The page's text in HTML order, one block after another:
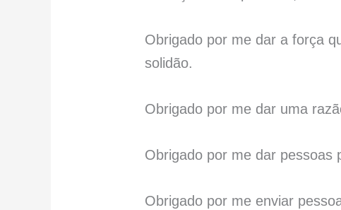
Obrigado por me dar a força
solidão.
Obrigado por me dar uma
Obrigado por me dar pessoas
Obrigado por me enviar